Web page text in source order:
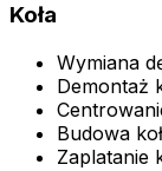
Koła
Wymiana
Demontaż
Budowa
Zaplatanie